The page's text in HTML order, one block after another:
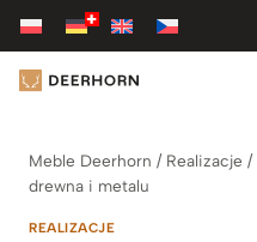
Przejdź
treści
Meble Deerhorn / Realizacje /
drewna i metalu
REALIZACJE